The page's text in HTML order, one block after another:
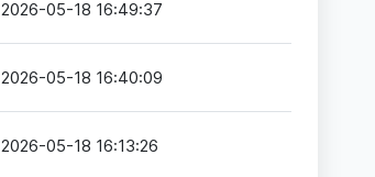
2026-05-18 16:49:37
2026-05-18 16:40:09
2026-05-18 16:13:26